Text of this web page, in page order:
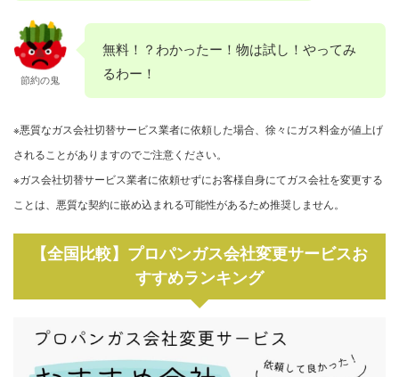
節約の鬼
無料！？わかったー！物は試し！やってみ
るわー！
※悪質なガス会社切替サービス業者に依頼した場合、徐々にガス料金が値上げ
されることがありますのでご注意ください。
※ガス会社切替サービス業者に依頼せずにお客様自身にてガス会社を変更する
ことは、悪質な契約に嵌め込まれる可能性があるため推奨しません。
【全国比較】プロパンガス会社変更サービスお
すすめランキング